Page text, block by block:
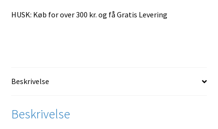
Gummi
HUSK: Køb for over 300 kr. og få Gratis Levering
Beskrivelse
Beskrivelse